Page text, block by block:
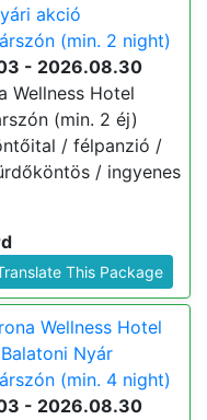
akció
(min. 2 night)
- 2026.08.30
Wellness Hotel
(min. 2 éj)
/ félpanzió /
/ ingyenes
This Package
Wellness Hotel
Nyár
(min. 4 night)
- 2026.08.30